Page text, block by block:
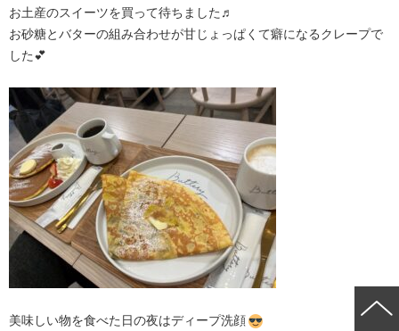
お土産のスイーツを買って待ちました♬
お砂糖とバターの組み合わせが甘じょっぱくて癖になるクレープで
した💕
美味しい物を食べた日の夜はディープ洗顔